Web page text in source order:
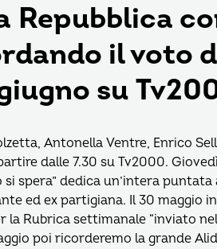
Repubblica
il voto
su
Antonella Ventre, Enrico
dalle 7.30 su Tv2000.
si spera” dedica un’intera
ed ex partigiana. Il 30 maggio
la Rubrica settimanale “inviato
poi ricorderemo la grande